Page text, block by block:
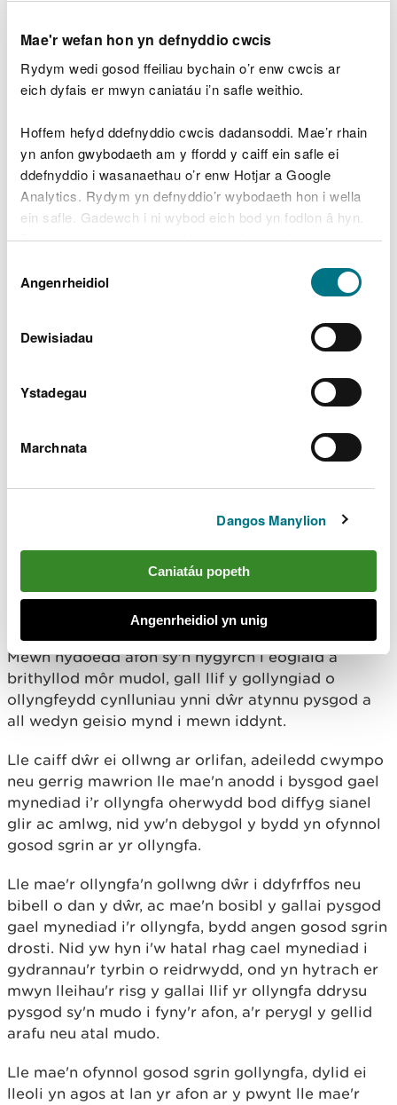
Mae'r wefan hon yn defnyddio cwcis
Rydym wedi gosod ffeiliau bychain o’r enw cwcis ar
eich dyfais er mwyn caniatáu i’n safle weithio.
Hoffem hefyd ddefnyddio cwcis dadansoddi. Mae’r rhain
yn anfon gwybodaeth am y ffordd y caiff ein safle ei
ddefnyddio i wasanaethau o’r enw Hotjar a Google
Analytics. Rydym yn defnyddio’r wybodaeth hon i wella
ein safle. Gadewch i ni wybod eich bod yn fodlon â hyn.
Byddwn yn defnyddio cwci i gadw eich dewis.
Gellirdarllen mwy am ein cwcis cyn i chi ddewis.
Caniatâd
Angenrheidiol
Dewisiadau
Ystadegau
Marchnata
Dangos Manylion
Caniatáu popeth
Angenrheidiol yn unig
mewn i'r swmp tynnu dŵr. Gwneir sgriniau Coanda
rhyngddynt a fydd yn sgrinio rhag pysgod a
gweddillion.
Sgriniau mewnlif
gollwng drwyddo
wrth arwyneb, ac, yn yr achos hwn, mae'n golygu
trosglwyddo dŵr o lif yr afon, drwy'r sgrin, ac i
o wifrau gwasgu sydd fel arfer â bwlch o 1 mm
rhyngddynt a fydd yn sgrinio rhag pysgod a
platiau o ddur gwrthstaen tyllog sydd wedi'u gosod
ar ongl serth ar ochr y gored sy'n wynebu i lawr yr
islaw lle bydd yn cael ei dynnu. Yn yr un modd â'r
gweddillion rhag mynd i mewn i'r tyniad dŵr.
Sgriniau gollyngfeydd
Mewn hydoedd afon sy'n hygyrch i eogiaid a
brithyllod môr mudol, gall llif y gollyngiad o
ollyngfeydd cynlluniau ynni dŵr atynnu pysgod a
all wedyn geisio mynd i mewn iddynt.
Lle caiff dŵr ei ollwng ar orlifan, adeiledd cwympo
neu gerrig mawrion lle mae'n anodd i bysgod gael
mynediad i’r ollyngfa oherwydd bod diffyg sianel
glir ac amlwg, nid yw'n debygol y bydd yn ofynnol
gosod sgrin ar yr ollyngfa.
Lle mae'r ollyngfa'n gollwng dŵr i ddyfrffos neu
bibell o dan y dŵr, ac mae'n bosibl y gallai pysgod
gael mynediad i'r ollyngfa, bydd angen gosod sgrin
drosti. Nid yw hyn i'w hatal rhag cael mynediad i
gydrannau'r tyrbin o reidrwydd, ond yn hytrach er
mwyn lleihau'r risg y gallai llif yr ollyngfa ddrysu
pysgod sy'n mudo i fyny'r afon, a'r perygl y gellid
arafu neu atal mudo.
Lle mae'n ofynnol gosod sgrin gollyngfa, dylid ei
lleoli yn agos at lan yr afon ar y pwynt lle mae'r